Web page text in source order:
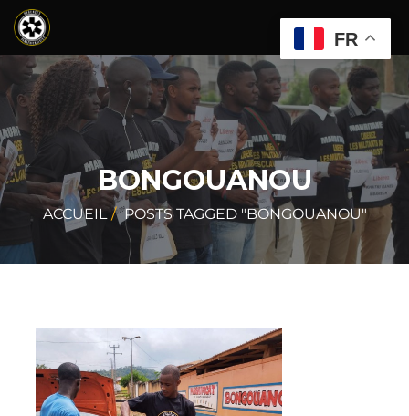
BONGOUANOU
ACCUEIL POSTS TAGGED "BONGOUANOU"
FR